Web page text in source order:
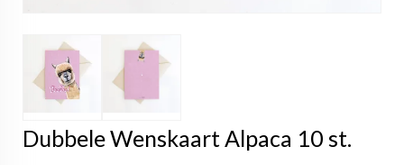
Dubbele Wenskaart Alpaca 10 st.